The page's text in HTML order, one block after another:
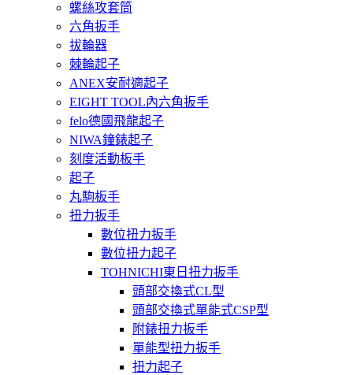
螺絲攻套筒
六角扳手
拔輪器
棘輪起子
ANEX安耐適起子
EIGHT TOOL內六角扳手
felo德國飛龍起子
NIWA鐘錶起子
刻度活動板手
起子
丸駒板手
扭力扳手
數位扭力扳手
數位扭力起子
TOHNICHI東日扭力扳手
頭部交換式CL型
頭部交換式單能式CSP型
附錶扭力扳手
單能型扭力扳手
扭力起子